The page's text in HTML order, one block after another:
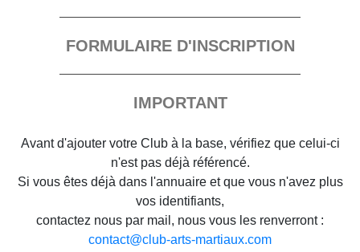
FORMULAIRE D'INSCRIPTION
IMPORTANT
Avant d'ajouter votre Club à la base, vérifiez que celui-ci
n'est pas déjà référencé.
Si vous êtes déjà dans l'annuaire et que vous n'avez plus
vos identifiants,
contactez nous par mail, nous vous les renverront :
contact@club-arts-martiaux.com